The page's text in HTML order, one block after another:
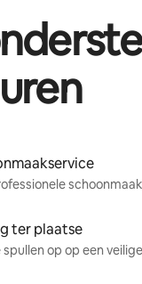
ter plaatse
spullen op op een